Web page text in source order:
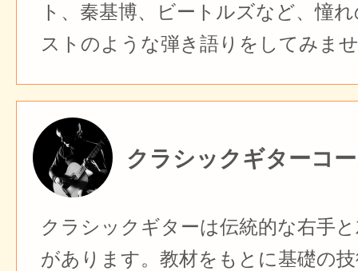
ト、秦基博、ビートルズなど、憧
ストのような弾き語りをしてみま
クラシックギターコ
クラシックギターは伝統的な右手
があります。教材をもとに基礎の